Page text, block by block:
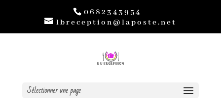
0682343954
lbreception@laposte.net
Sélectionner une page